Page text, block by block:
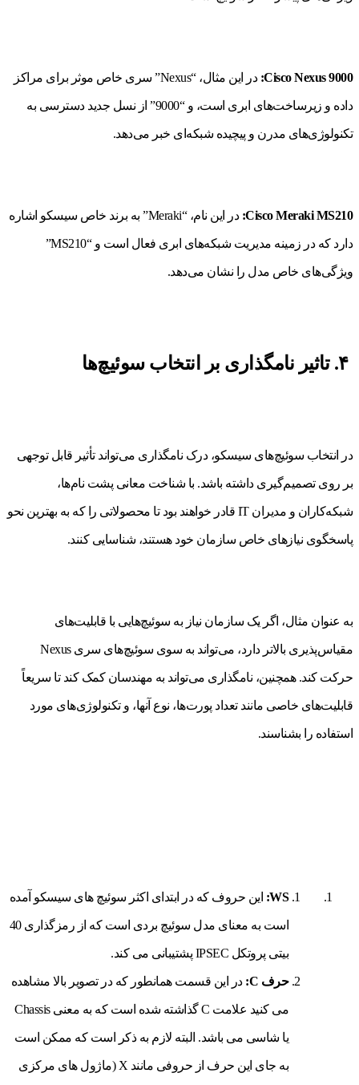
Cisco Nexus 9000: در این مثال، “Nexus” سری خاص موثر برای مراکز
داده و زیرساخت‌های ابری است، و “9000” از نسل جدید دسترسی به
تکنولوژی‌های مدرن و پیچیده شبکه‌ای خبر می‌دهد.
Cisco Meraki MS210: در این نام، “Meraki” به برند خاص سیسکو اشاره
دارد که در زمینه مدیریت شبکه‌های ابری فعال است و “MS210”
ویژگی‌های خاص مدل را نشان می‌دهد.
۴. تاثیر نامگذاری بر انتخاب سوئیچ‌ها
در انتخاب سوئیچ‌های سیسکو، درک نامگذاری می‌تواند تأثیر قابل توجهی
بر روی تصمیم‌گیری داشته باشد. با شناخت معانی پشت نام‌ها،
شبکه‌کاران و مدیران IT قادر خواهند بود تا محصولاتی را که به بهترین نحو
پاسخگوی نیازهای خاص سازمان خود هستند، شناسایی کنند.
به عنوان مثال، اگر یک سازمان نیاز به سوئیچ‌هایی با قابلیت‌های
مقیاس‌پذیری بالاتر دارد، می‌تواند به سوی سوئیچ‌های سری Nexus
حرکت کند. همچنین، نامگذاری می‌تواند به مهندسان کمک کند تا سریعاً
قابلیت‌های خاصی مانند تعداد پورت‌ها، نوع آنها، و تکنولوژی‌های مورد
استفاده را بشناسند.
WS: این حروف که در ابتدای اکثر سوئیچ های سیسکو آمده
است به معنای مدل سوئیچ بردی است که از رمزگذاری 40
بیتی پروتکل IPSEC پشتیبانی می کند.
حرف C: در این قسمت همانطور که در تصویر بالا مشاهده
می کنید علامت C گذاشته شده است که به معنی Chassis
یا شاسی می باشد. البته لازم به ذکر است که ممکن است
به جای این حرف از حروفی مانند X (ماژول های مرکزی